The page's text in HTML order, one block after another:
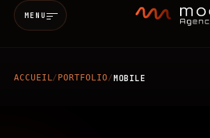
MENU
Accueil
ACCUEIL/ PORTFOLIO/MOBILE